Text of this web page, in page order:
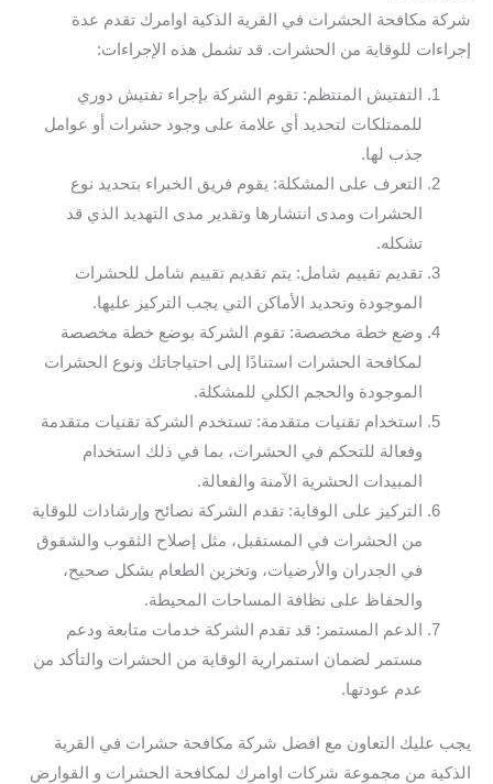
شركة مكافحة الحشرات في القرية الذكية اوامرك تقدم عدة
إجراءات للوقاية من الحشرات. قد تشمل هذه الإجراءات:
التفتيش المنتظم: تقوم الشركة بإجراء تفتيش دوري
للممتلكات لتحديد أي علامة على وجود حشرات أو عوامل
جذب لها.
التعرف على المشكلة: يقوم فريق الخبراء بتحديد نوع
الحشرات ومدى انتشارها وتقدير مدى التهديد الذي قد
تشكله.
تقديم تقييم شامل: يتم تقديم تقييم شامل للحشرات
الموجودة وتحديد الأماكن التي يجب التركيز عليها.
وضع خطة مخصصة: تقوم الشركة بوضع خطة مخصصة
لمكافحة الحشرات استنادًا إلى احتياجاتك ونوع الحشرات
الموجودة والحجم الكلي للمشكلة.
استخدام تقنيات متقدمة: تستخدم الشركة تقنيات متقدمة
وفعالة للتحكم في الحشرات، بما في ذلك استخدام
المبيدات الحشرية الآمنة والفعالة.
التركيز على الوقاية: تقدم الشركة نصائح وإرشادات للوقاية
من الحشرات في المستقبل، مثل إصلاح الثقوب والشقوق
في الجدران والأرضيات، وتخزين الطعام بشكل صحيح،
والحفاظ على نظافة المساحات المحيطة.
الدعم المستمر: قد تقدم الشركة خدمات متابعة ودعم
مستمر لضمان استمرارية الوقاية من الحشرات والتأكد من
عدم عودتها.
يجب عليك التعاون مع افضل شركة مكافحة حشرات في القرية
الذكية من مجموعة شركات اوامرك لمكافحة الحشرات و القوارض